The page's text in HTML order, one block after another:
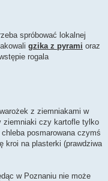
spróbować lokalnej
gzika z pyrami oraz
rogala
z ziemniakami w
ziemniaki czy kartofle tylko
posmarowana czymś
kroi na plasterki (prawdziwa
w Poznaniu nie może